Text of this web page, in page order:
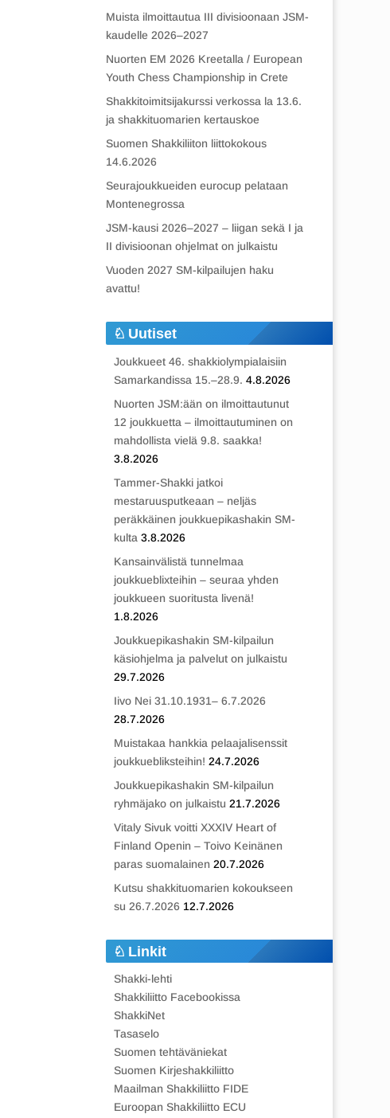
Muista ilmoittautua III divisioonaan JSM-
kaudelle 2026–2027
Nuorten EM 2026 Kreetalla / European
Youth Chess Championship in Crete
Shakkitoimitsijakurssi verkossa la 13.6.
ja shakkituomarien kertauskoe
Suomen Shakkiliiton liittokokous
14.6.2026
Seurajoukkueiden eurocup pelataan
Montenegrossa
JSM-kausi 2026–2027 – liigan sekä I ja
II divisioonan ohjelmat on julkaistu
Vuoden 2027 SM-kilpailujen haku
avattu!
Uutiset
Joukkueet 46. shakkiolympialaisiin
Samarkandissa 15.–28.9. 4.8.2026
Nuorten JSM:ään on ilmoittautunut
12 joukkuetta – ilmoittautuminen on
mahdollista vielä 9.8. saakka!
3.8.2026
Tammer-Shakki jatkoi
mestaruusputkeaan – neljäs
peräkkäinen joukkuepikashakin SM-
kulta 3.8.2026
Kansainvälistä tunnelmaa
joukkueblixteihin – seuraa yhden
joukkueen suoritusta livenä!
1.8.2026
Joukkuepikashakin SM-kilpailun
käsiohjelma ja palvelut on julkaistu
29.7.2026
Iivo Nei 31.10.1931– 6.7.2026
28.7.2026
Muistakaa hankkia pelaajalisenssit
joukkuebliksteihin! 24.7.2026
Joukkuepikashakin SM-kilpailun
ryhmäjako on julkaistu 21.7.2026
Vitaly Sivuk voitti XXXIV Heart of
Finland Openin – Toivo Keinänen
paras suomalainen 20.7.2026
Kutsu shakkituomarien kokoukseen
su 26.7.2026 12.7.2026
Linkit
Shakki-lehti
Shakkiliitto Facebookissa
ShakkiNet
Tasaselo
Suomen tehtäväniekat
Suomen Kirjeshakkiliitto
Maailman Shakkiliitto FIDE
Euroopan Shakkiliitto ECU